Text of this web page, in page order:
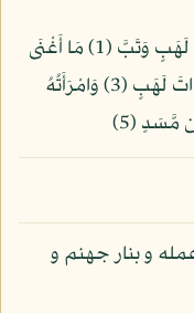
بِسْمِ اللّهِ الرَّحْمنِ الرَّحِيمِ تَبَّتْ يَدَا أَبِي لَهَبٍ وَتَبَّ (1) مَا أَغْنَى
عَنْهُ مَالُهُ وَمَا كَسَبَ (2) سَيَصْلَى نَارًا ذَاتَ لَهَبٍ (3) وَامْرَأَتُهُ
و بنار جهنم و